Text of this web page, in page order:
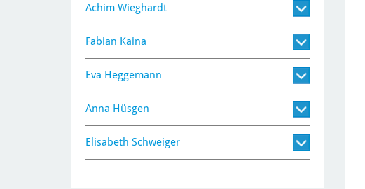
Achim Wieghardt
Fabian Kaina
Eva Heggemann
Anna Hüsgen
Elisabeth Schweiger